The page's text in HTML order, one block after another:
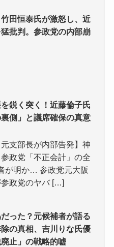
田恒泰氏が激怒し、近
批判。参政党の内部崩
鋭く突く！近藤倫子氏
側」と議席確保の真意
支部長が内部告発】神
政党「不正会計」の全
が明か… 参政党元大阪
政党のヤバ […]
った？元候補者が語る
の真相、吉川りな氏優
止」の戦略的嘘